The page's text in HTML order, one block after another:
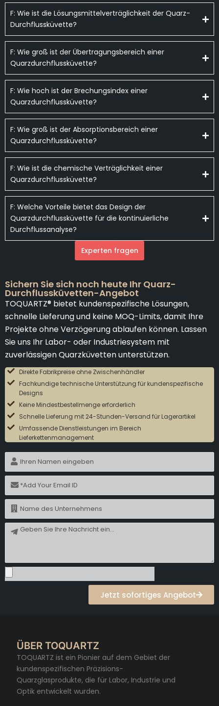
F: Wie ist die Lösungsmittelverträglichkeit der Quarz-
Durchflussküvette?
F: Wie groß ist der Übertragungsbereich einer
Quarzdurchflussküvette?
F: Wie hoch ist der Brechungsindex einer
Quarzdurchflussküvette?
F: Wie groß ist der Absorptionsbereich einer
Quarzdurchflussküvette?
F: Wie ist die chemische Verträglichkeit einer
Quarzdurchflussküvette?
F: Welche Vorteile bietet das Design der
Quarzdurchflussküvette für die kontinuierliche
Durchflussanalyse?
Experten fragen
Sichern Sie sich noch heute Ihr Quarz-
Durchflussküvetten-Angebot
TOQUARTZ® bietet kundenspezifische Lösungen,
schnelle Lieferung und keine MOQ-Limits, damit Ihre
Projekte ohne Verzögerung ablaufen können. Lassen
Sie uns Ihr Labor- oder Industriesystem mit
zuverlässigen Quarzküvetten unterstützen.
Direkte Fabrikpreise ohne Zwischenhändler
Fachkundige technische Unterstützung für kundenspezifische
Designs
Keine Mindestbestellmenge erforderlich
Schnelle Lieferung mit 24-Stunden-Versand für Lagerartikel
Umfassende Dienstleistungen im Bereich
Lieferkettenmanagement
m
M
im
r
i
Jetzt sofortiges Angebot
ÜBER TOQUARTZ
TOQUARTZ ist ein Pionier auf dem Gebiet der
kundenspezifischen Präzisions-
Quarzglasprodukte, die für Labor, Industrie und
Optik entwickelt wurden.